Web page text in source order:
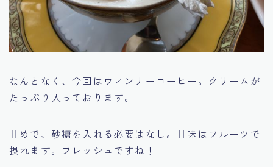
なんとなく、今回はウィンナーコーヒー。クリームが
たっぷり入っております。
甘めで、砂糖を入れる必要はなし。甘味はフルーツで
摂れます。フレッシュですね！